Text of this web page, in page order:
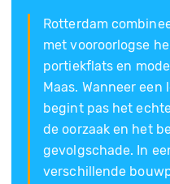
Rotterdam
met vooroorlogse
portiekflats en
Maas. Wanneer een
begint pas het
de oorzaak en het
gevolgschade. In
verschillende